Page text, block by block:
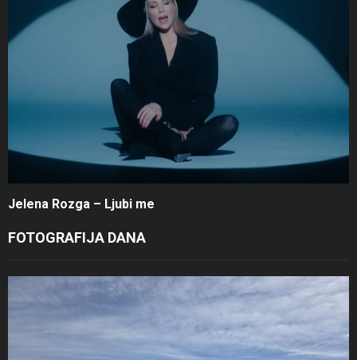
Jelena Rozga – Ljubi me
FOTOGRAFIJA DANA